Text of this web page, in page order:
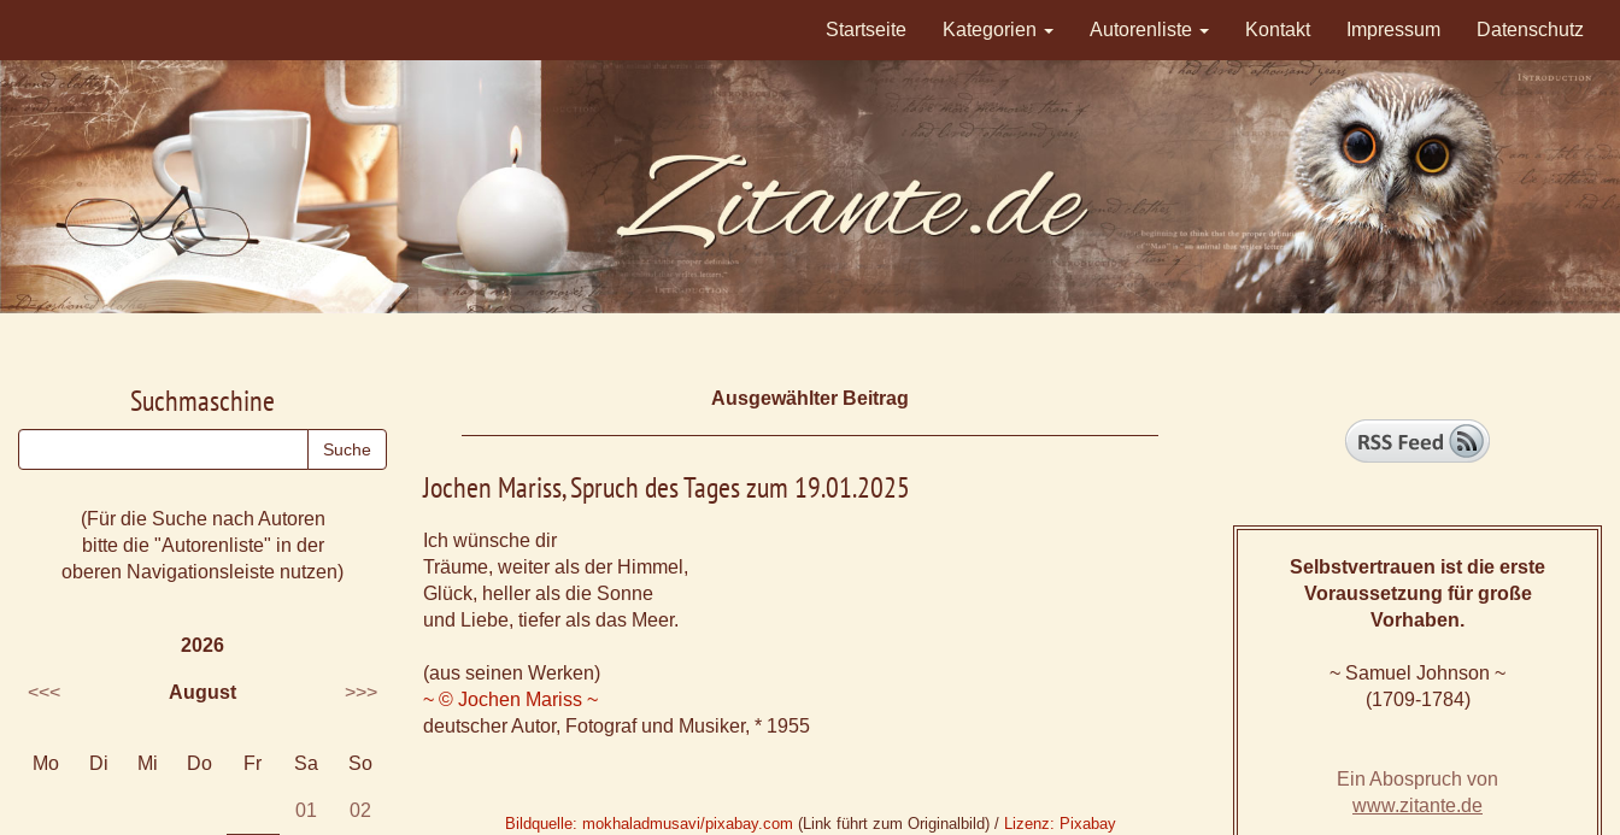
Startseite Kategorien Autorenliste Kontakt Impressum Datenschutz
Ausgewählter Beitrag
Jochen Mariss, Spruch des Tages zum 19.01.2025
Ich wünsche dir
Träume, weiter als der Himmel,
Glück, heller als die Sonne
und Liebe, tiefer als das Meer.
(aus seinen Werken)
~ © Jochen Mariss ~
deutscher Autor, Fotograf und Musiker, * 1955
Bildquelle: mokhaladmusavi/pixabay.com (Link führt zum Originalbild) / Lizenz: Pixabay
Suchmaschine
(Für die Suche nach Autoren
bitte die "Autorenliste" in der
oberen Navigationsleiste nutzen)
2026
<<< August >>>
Mo Di Mi Do Fr Sa So
01 02
Selbstvertrauen ist die erste
Voraussetzung für große
Vorhaben.
~ Samuel Johnson ~
(1709-1784)
Ein Abospruch von
www.zitante.de